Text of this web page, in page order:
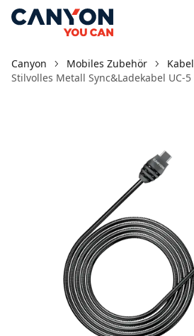
Canyon Mobiles Zubehör Kabel
Stilvolles Metall Sync&Ladekabel UC-5